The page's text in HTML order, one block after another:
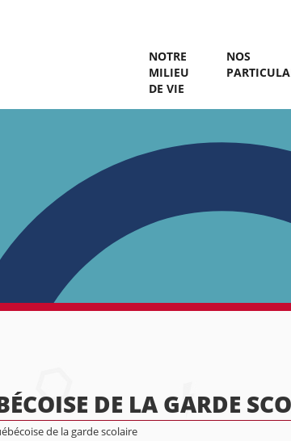
NOTRE
MILIEU
DE VIE
NOS
DE LA GARDE
de la garde scolaire